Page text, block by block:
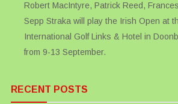
Robert MacIntyre, Patrick Reed,
Sepp Straka will play the Irish Open at
International Golf Links & Hotel in
from 9-13 September.
RECENT POSTS